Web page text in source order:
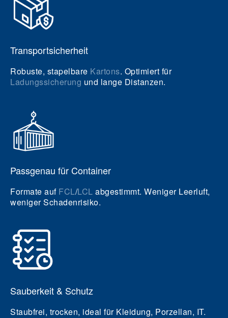
Transportsicherheit
Robuste, stapelbare Kartons. Optimiert für
Ladungssicherung und lange Distanzen.
Passgenau für Container
Formate auf FCL/LCL abgestimmt. Weniger Leerluft,
weniger Schadenrisiko.
Sauberkeit & Schutz
Staubfrei, trocken, ideal für Kleidung, Porzellan, IT.